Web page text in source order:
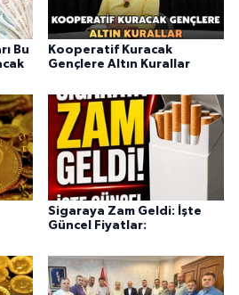
Bu
Kooperatif Kuracak
Gençlere Altın Kurallar
Sigaraya Zam Geldi: İşte
Güncel Fiyatlar: